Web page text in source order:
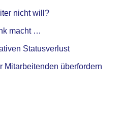
nicht will?
macht …
Statusverlust
Mitarbeitenden überfordern